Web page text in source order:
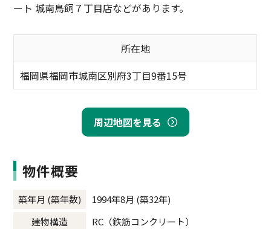
ート 城南鳥飼７丁目店などがあります。
所在地
福岡県福岡市城南区別府3丁目9番15号
周辺地図を見る
物件概要
築年月 (築年数)
1994年8月 (築32年)
建物構造
RC（鉄筋コンクリート）